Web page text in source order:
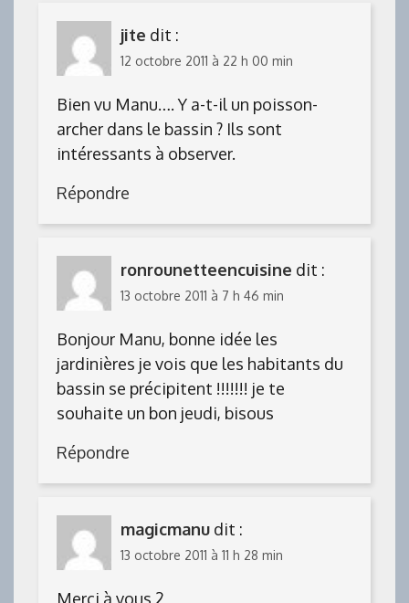
jite dit :
12 octobre 2011 à 22 h 00 min
Bien vu Manu…. Y a-t-il un poisson-
archer dans le bassin ? Ils sont
intéressants à observer.
Répondre
ronrounetteencuisine dit :
13 octobre 2011 à 7 h 46 min
Bonjour Manu, bonne idée les
jardinières je vois que les habitants du
bassin se précipitent !!!!!!! je te
souhaite un bon jeudi, bisous
Répondre
magicmanu dit :
13 octobre 2011 à 11 h 28 min
Merci à vous 2